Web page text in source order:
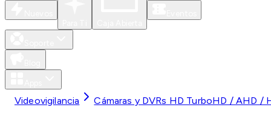
Videovigilancia Cámaras y DVRs HD TurboHD / AHD /